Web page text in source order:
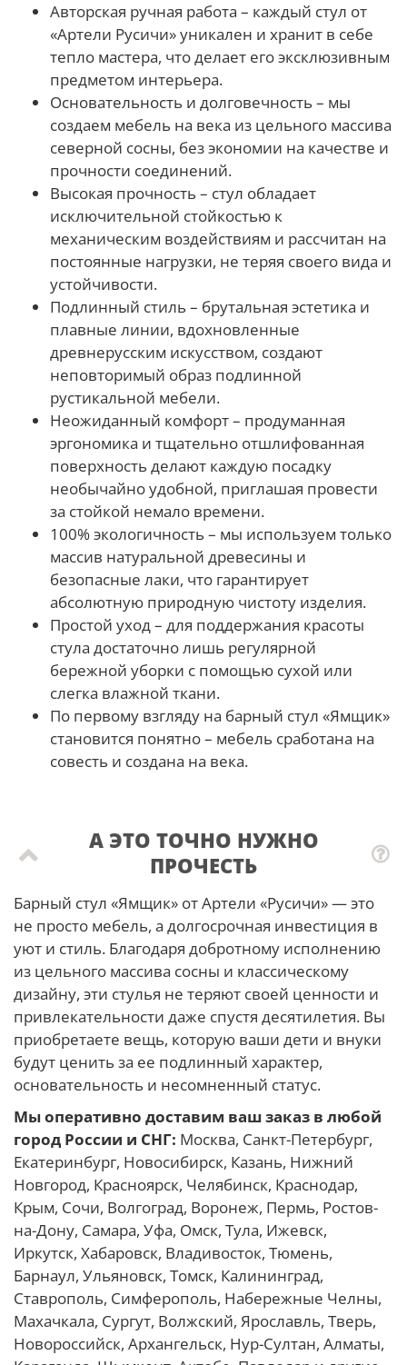
Авторская ручная работа – каждый стул от
«Артели Русичи» уникален и хранит в себе
тепло мастера, что делает его эксклюзивным
предметом интерьера.
Основательность и долговечность – мы
создаем мебель на века из цельного массива
северной сосны, без экономии на качестве и
прочности соединений.
Высокая прочность – стул обладает
исключительной стойкостью к
механическим воздействиям и рассчитан на
постоянные нагрузки, не теряя своего вида и
устойчивости.
Подлинный стиль – брутальная эстетика и
плавные линии, вдохновленные
древнерусским искусством, создают
неповторимый образ подлинной
рустикальной мебели.
Неожиданный комфорт – продуманная
эргономика и тщательно отшлифованная
поверхность делают каждую посадку
необычайно удобной, приглашая провести
за стойкой немало времени.
100% экологичность – мы используем только
массив натуральной древесины и
безопасные лаки, что гарантирует
абсолютную природную чистоту изделия.
Простой уход – для поддержания красоты
стула достаточно лишь регулярной
бережной уборки с помощью сухой или
слегка влажной ткани.
По первому взгляду на барный стул «Ямщик»
становится понятно – мебель сработана на
совесть и создана на века.
А ЭТО ТОЧНО НУЖНО
ПРОЧЕСТЬ
Барный стул «Ямщик» от Артели «Русичи» — это
не просто мебель, а долгосрочная инвестиция в
уют и стиль. Благодаря добротному исполнению
из цельного массива сосны и классическому
дизайну, эти стулья не теряют своей ценности и
привлекательности даже спустя десятилетия. Вы
приобретаете вещь, которую ваши дети и внуки
будут ценить за ее подлинный характер,
основательность и несомненный статус.
Мы оперативно доставим ваш заказ в любой
город России и СНГ: Москва, Санкт-Петербург,
Екатеринбург, Новосибирск, Казань, Нижний
Новгород, Красноярск, Челябинск, Краснодар,
Крым, Сочи, Волгоград, Воронеж, Пермь, Ростов-
на-Дону, Самара, Уфа, Омск, Тула, Ижевск,
Иркутск, Хабаровск, Владивосток, Тюмень,
Барнаул, Ульяновск, Томск, Калининград,
Ставрополь, Симферополь, Набережные Челны,
Махачкала, Сургут, Волжский, Ярославль, Тверь,
Новороссийск, Архангельск, Нур-Султан, Алматы,